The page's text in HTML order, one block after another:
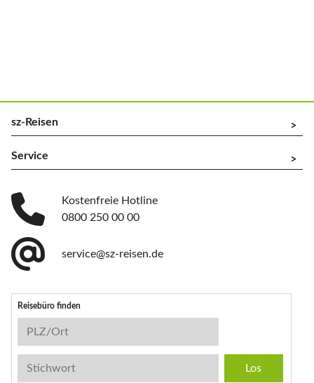
sz-Reisen ^
Service ^
Kostenfreie Hotline
0800 250 00 00
service@sz-reisen.de
Reisebüro finden
Reisebüro-Suche
PLZ/Ort